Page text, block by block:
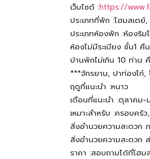
เว็บไซต์ :https://
ประเภทที่พัก :โฮมสเตย์
ประเภทห้องพัก :ห้องริ
ห้องไม่มีระเบียง ชั้น1 คื
บ้านพักไม่เกิน 10 ท่าน
***จักรยาน, ปาท่องโก๋
ฤดูที่แนะนำ :หนาว
เดือนที่แนะนำ :ตุลาคม-
เหมาะสำหรับ :ครอบครั
สิ่งอำนวยความสะดวก
สิ่งอำนวยความสะดวก
ราคา :สอบถามได้ที่โฮม